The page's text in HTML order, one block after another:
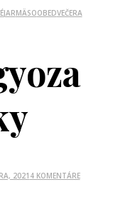
JARMÄSOOBEDVEČERA
2021 4 KOMENTÁRE